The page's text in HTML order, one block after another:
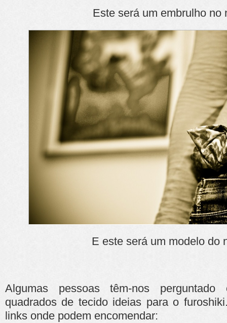
Este será um embrulho no
E este será um modelo do
Algumas pessoas têm-nos perguntado
quadrados de tecido ideias para o
links onde podem encomendar: